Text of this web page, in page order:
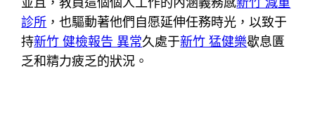
診所 ，也驅動著他們自愿延伸任務時光，以致于
持新竹 健檢報告 異常久處于新竹 猛健樂歇息匱
乏和精力疲乏的狀況。